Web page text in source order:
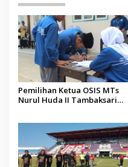
Pemilihan Ketua OSIS MTs
Nurul Huda II Tambaksari